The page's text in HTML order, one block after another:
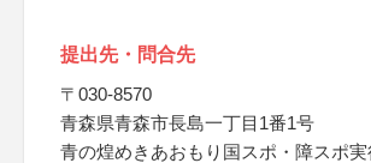
提出先・問合先
〒030-8570
青森県青森市長島一丁目1番1号
青の煌めきあおもり国スポ・障スポ